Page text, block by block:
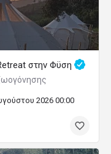
στην Φϋση
2026 00:00